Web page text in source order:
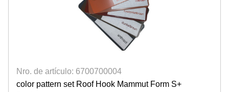
Nro. de artículo: 6700700004
color pattern set Roof Hook Mammut Form S+